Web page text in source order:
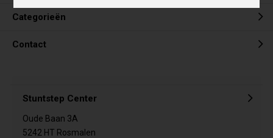
Categorieën
Contact
Stuntstep Center
Oude Baan 3A
5242 HT Rosmalen